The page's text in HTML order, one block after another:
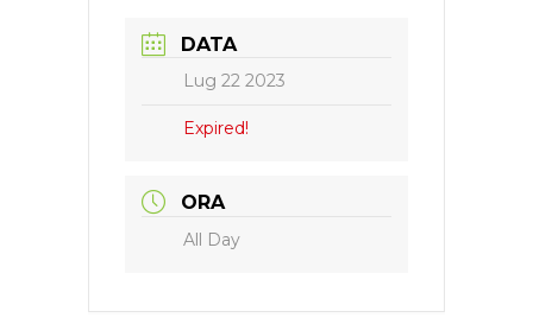
DATA
Lug 22 2023
Expired!
ORA
All Day